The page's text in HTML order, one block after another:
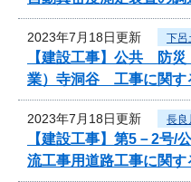
2023年7月18日更新 下呂
【建設工事】公共 防災
業）寺洞谷 工事に関す
2023年7月18日更新 長良
【建設工事】第5－2号
流工事用道路工事に関